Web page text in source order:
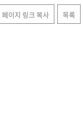
페이지 링크 복사 목록